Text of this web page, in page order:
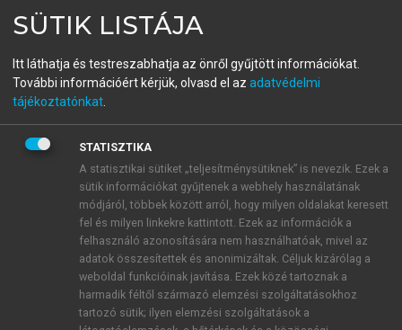
fiókoddal,vagy hozz létre új fiókot.
A regisztráció után apróbaidőszakautomatikusan
BELÉPÉS SAJÁT FIÓKKAL
ÚJ FIÓK LÉTREHOZÁSA
1 óra díjmentes hozzáférés
E-MAIL-CÍM
SÜTIK LISTÁJA
Itt láthatja és testreszabhatja az önről gyűjtött információkat.
További információért kérjük, olvasd el az adatvédelmi
tájékoztatónkat
STATISZTIKA
A statisztikai sütiket „teljesítménysütiknek” is nevezik. Ezek a
sütik információkat gyűjtenek a webhely használatának
módjáról, többek között arról, hogy milyen oldalakat keresett
fel és milyen linkekre kattintott. Ezek az információk a
felhasználó azonosítására nem használhatóak, mivel az
adatok összesítettek és anonimizáltak. Céljuk kizárólag a
weboldal funkcióinak javítása. Ezek közé tartoznak a
harmadik féltől származó elemzési szolgáltatásokhoz
tartozó sütik; ilyen elemzési szolgáltatások a